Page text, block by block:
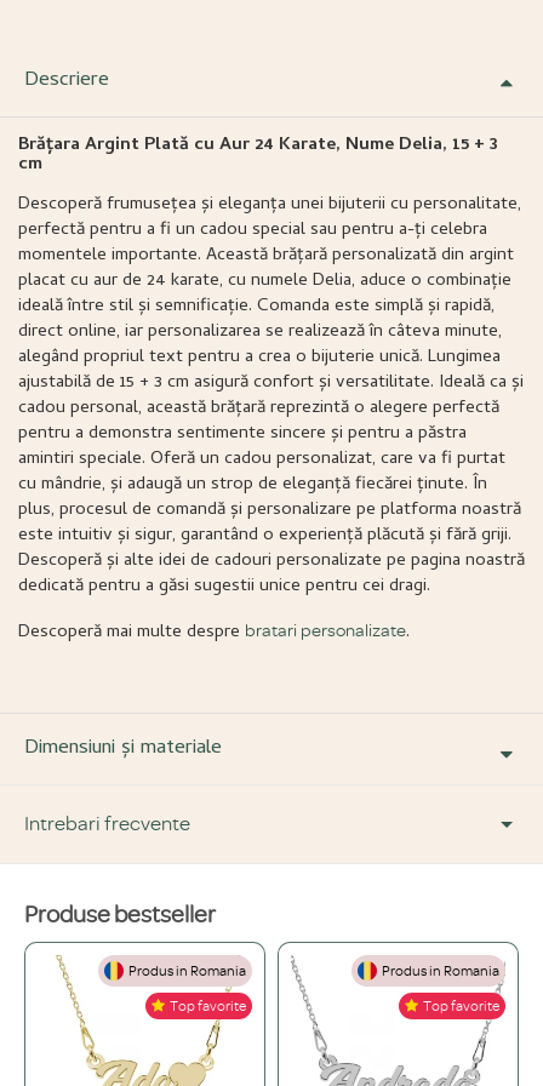
Descriere
Brățara Argint Plată cu Aur 24 Karate, Nume Delia, 15 + 3
cm
Descoperă frumusețea și eleganța unei bijuterii cu personalitate,
perfectă pentru a fi un cadou special sau pentru a-ți celebra
momentele importante. Această brățară personalizată din argint
placat cu aur de 24 karate, cu numele Delia, aduce o combinație
ideală între stil și semnificație. Comanda este simplă și rapidă,
direct online, iar personalizarea se realizează în câteva minute,
alegând propriul text pentru a crea o bijuterie unică. Lungimea
ajustabilă de 15 + 3 cm asigură confort și versatilitate. Ideală ca și
cadou personal, această brățară reprezintă o alegere perfectă
pentru a demonstra sentimente sincere și pentru a păstra
amintiri speciale. Oferă un cadou personalizat, care va fi purtat
cu mândrie, și adaugă un strop de eleganță fiecărei ținute. În
plus, procesul de comandă și personalizare pe platforma noastră
este intuitiv și sigur, garantând o experiență plăcută și fără griji.
Descoperă și alte idei de cadouri personalizate pe pagina noastră
dedicată pentru a găsi sugestii unice pentru cei dragi.
Descoperă mai multe despre bratari personalizate.
Dimensiuni și materiale
Intrebari frecvente
DESPRE PRODUS ȘI MATERIALE
Din ce materiale sunt fabricate bijuteriile voastre?
Folosim doar materiale de înaltă calitate, atent selecționate: Argint 925,
Aur de 14K și Oțel inoxidabil.
Ce înseamnă o bijuterie "placată" și care este diferența față de una din
aur masiv?
Produse bestseller
Produs in Romania
Top favorite
Produs in Romania
Top favorite